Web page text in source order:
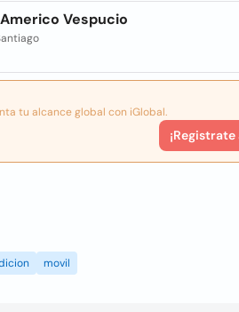
Vespucio
tu alcance global con iGlobal.
¡Registrate
movil